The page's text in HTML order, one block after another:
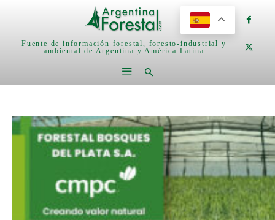
Fuente de información forestal, foresto-industrial y
ambiental de Argentina y América Latina